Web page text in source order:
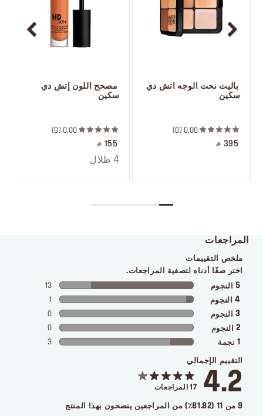
سكين
0,00
0
‎ ⃁ 155 ‎
4 ظلال
سكين
0,00
0
‎ ⃁ 395 ‎
المراجعات
ملخص التقييمات
اختر صفًا أدناه لتصفية المراجعات.
5
النجوم 13
4 النجوم 1
3 النجوم 0
2 النجوم 0
1 نجمة 3
التقييم الإجمالي
4.2
17 المراجعات
9 من 11 (81.82٪) من المراجعين ينصحون بهذا المنتج